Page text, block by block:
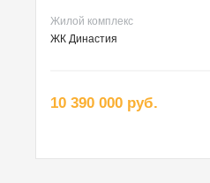
Жилой комплекс
ЖК Династия
10 390 000 руб.